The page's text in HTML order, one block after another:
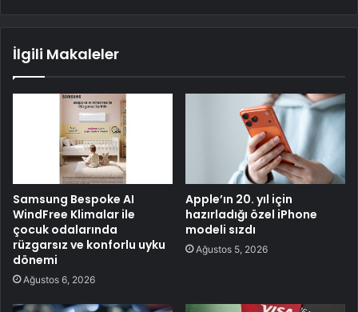
İlgili Makaleler
Samsung Bespoke AI
WindFree Klimalar ile
çocuk odalarında
rüzgarsız ve konforlu uyku
dönemi
Ağustos 6, 2026
Apple’ın 20. yıl için
hazırladığı özel iPhone
modeli sızdı
Ağustos 5, 2026